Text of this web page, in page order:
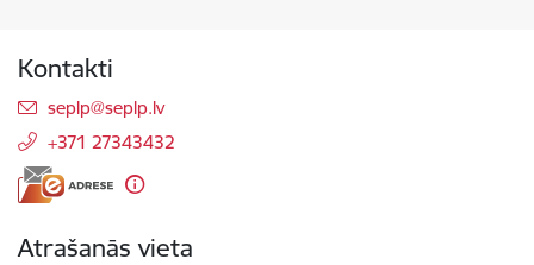
Kontakti
E-pasts:
seplp@seplp.lv
+371 27343432
Atrašanās vieta